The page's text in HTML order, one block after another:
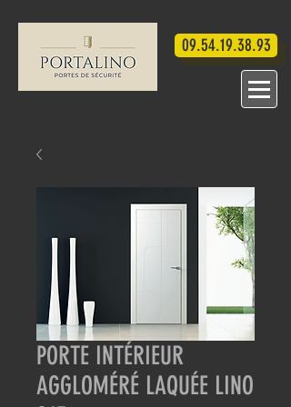
09.54.19.38.93
PORTE INTÉRIEUR
AGGLOMÉRÉ LAQUÉE LINO